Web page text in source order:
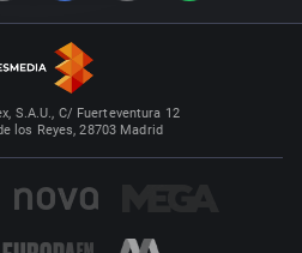
S.A.U., C/ Fuerteventura 12
los Reyes, 28703 Madrid